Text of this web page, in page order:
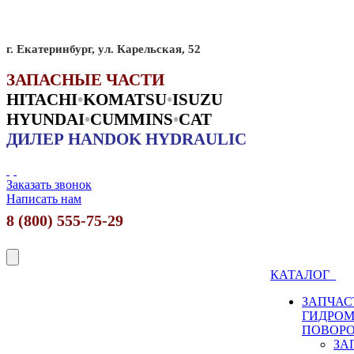
г. Екатеринбург, ул. Карельская, 52
ЗАПАСНЫЕ ЧАСТИ
HITACHI•KOMATSU•ISUZU
HYUNDAI•CUMMINS•CAT
ДИЛЕР HANDOK HYDRAULIC
Заказать звонок
Написать нам
8 (800) 555-75-29
КАТАЛОГ